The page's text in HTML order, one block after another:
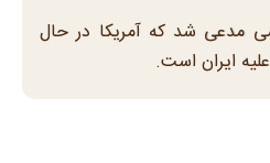
مدعی شد که آمریکا در حال
ایران است.